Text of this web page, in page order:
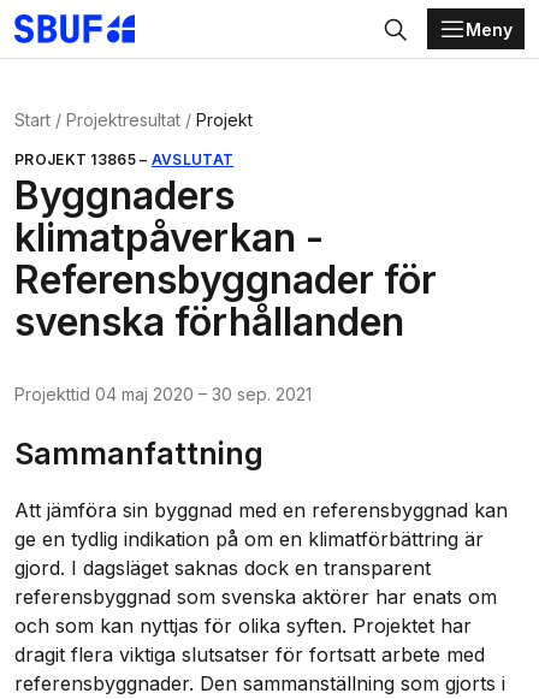
Gå direkt till huvudinnehållet
Sök
Meny
Start Projektresultat Projekt
PROJEKT 13865 – AVSLUTAT
Byggnaders
klimatpåverkan -
Referensbyggnader för
svenska förhållanden
Projekttid 04 maj 2020 – 30 sep. 2021
Sammanfattning
Att jämföra sin byggnad med en referensbyggnad kan
ge en tydlig indikation på om en klimatförbättring är
gjord. I dagsläget saknas dock en transparent
referensbyggnad som svenska aktörer har enats om
och som kan nyttjas för olika syften. Projektet har
dragit flera viktiga slutsatser för fortsatt arbete med
referensbyggnader. Den sammanställning som gjorts i